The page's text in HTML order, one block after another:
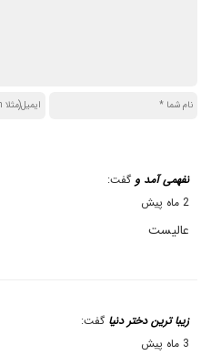
نفهمی آمد و گفت:
2 ماه پیش
عالیست
زیبا ترین دختر دنیا گفت:
3 ماه پیش